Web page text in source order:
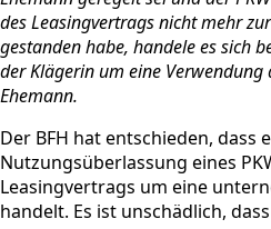
des Leasingvertrags nicht mehr
gestanden habe, handele es sich
der Klägerin um eine Verwendung
Ehemann.
Der BFH hat entschieden, dass
Nutzungsüberlassung eines
Leasingvertrags um eine
handelt. Es ist unschädlich,